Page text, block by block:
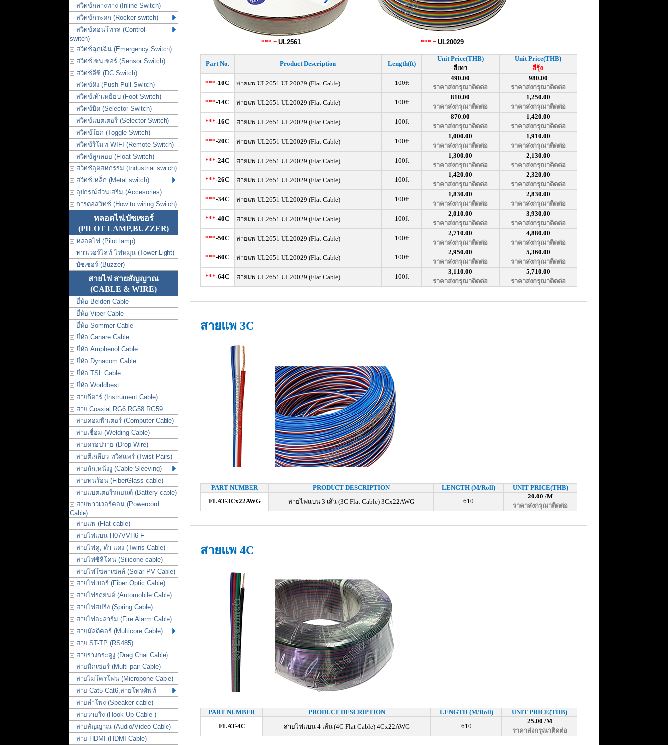
สวิทช์กลางทาง (Inline Switch)
สวิทช์กระดก (Rocker switch)
สวิทช์คอนโทรล (Control
switch)
สวิทช์ฉุกเฉิน (Emergency Switch)
สวิทช์เซนเซอร์ (Sensor Switch)
สวิทช์ดีซี (DC Switch)
สวิทช์ดึง (Push Pull Switch)
สวิทช์เท้าเหยียบ (Foot Switch)
สวิทช์บิด (Selector Switch)
สวิทช์แบตเตอรี่ (Selector Switch)
สวิทช์โยก (Toggle Switch)
สวิทช์รีโมท WIFI (Remote Switch)
สวิทช์ลูกลอย (Float Switch)
สวิทช์อุตสหกรรม (Industrial switch)
สวิทช์เหล็ก (Metal switch)
อุปกรณ์ส่วนเสริม (Accesories)
การต่อสวิทช์ (How to wiring Switch)
หลอดไฟ,บัซเซอร์
(PILOT LAMP,BUZZER)
หลอดไฟ (Pilot lamp)
ทาวเวอร์ไลท์ ไฟหมุน (Tower Light)
บัซเซอร์ (Buzzer)
สายไฟ สายสัญญาณ
(CABLE & WIRE)
ยี่ห้อ Belden Cable
ยี่ห้อ Viper Cable
ยี่ห้อ Sommer Cable
ยี่ห้อ Canare Cable
ยี่ห้อ Amphenol Cable
ยี่ห้อ Dynacom Cable
ยี่ห้อ TSL Cable
ยี่ห้อ Worldbest
สายกีตาร์ (Instrument Cable)
สาย Coaxial RG6 RG58 RG59
สายคอมพิวเตอร์ (Computer Cable)
สายเชื่อม (Welding Cable)
สายดรอปวาย (Drop Wire)
สายตีเกลียว ทวิสแพร์ (Twist Pairs)
สายถัก,หนังงู (Cable Sleeving)
สายทนร้อน (FiberGlass cable)
สายแบตเตอรี่รถยนต์ (Battery cable)
สายพาวเวอร์คอม (Powercord
Cable)
สายแพ (Flat cable)
สายไฟแบน H07VVH6-F
สายไฟคู่, ดำ-แดง (Twins Cable)
สายไฟซิลิโคน (Silicone cable)
สายไฟโซลาเซลล์ (Solar PV Cable)
สายไฟเบอร์ (Fiber Optic Cable)
สายไฟรถยนต์ (Automobile Cable)
สายไฟสปริง (Spring Cable)
สายไฟอะลาร์ม (Fire Alarm Cable)
สายมัลติคอร์ (Multicore Cable)
สาย ST-TP (RS485)
สายรางกระดูงู (Drag Chai Cable)
สายมิกเซอร์ (Multi-pair Cable)
สายไมโครโฟน (Micropone Cable)
สาย Cat5 Cat6,สายโทรศัพท์
สายลำโพง (Speaker cable)
สายวายริ่ง (Hook-Up Cable )
สายสัญญาณ (Audio/Video Cable)
สาย HDMI (HDMI Cable)
*** = UL2561 *** = UL20029
Part No. Product Description Length(ft)
Unit Price(THB)
สีเทา
Unit Price(THB)
สีรุ้ง
***-10C สายแพ UL2651 UL20029 (Flat Cable) 100ft
490.00
ราคาส่งกรุณาติดต่อ
980.00
ราคาส่งกรุณาติดต่อ
***-14C สายแพ UL2651 UL20029 (Flat Cable) 100ft
810.00
ราคาส่งกรุณาติดต่อ
1,250.00
ราคาส่งกรุณาติดต่อ
***-16C สายแพ UL2651 UL20029 (Flat Cable) 100ft
870.00
ราคาส่งกรุณาติดต่อ
1,420.00
ราคาส่งกรุณาติดต่อ
***-20C สายแพ UL2651 UL20029 (Flat Cable) 100ft
1,000.00
ราคาส่งกรุณาติดต่อ
1,910.00
ราคาส่งกรุณาติดต่อ
***-24C สายแพ UL2651 UL20029 (Flat Cable) 100ft
1,300.00
ราคาส่งกรุณาติดต่อ
2,130.00
ราคาส่งกรุณาติดต่อ
***-26C สายแพ UL2651 UL20029 (Flat Cable) 100ft
1,420.00
ราคาส่งกรุณาติดต่อ
2,320.00
ราคาส่งกรุณาติดต่อ
***-34C สายแพ UL2651 UL20029 (Flat Cable) 100ft
1,830.00
ราคาส่งกรุณาติดต่อ
2,830.00
ราคาส่งกรุณาติดต่อ
***-40C สายแพ UL2651 UL20029 (Flat Cable) 100ft
2,010.00
ราคาส่งกรุณาติดต่อ
3,930.00
ราคาส่งกรุณาติดต่อ
***-50C สายแพ UL2651 UL20029 (Flat Cable) 100ft
2,710.00
ราคาส่งกรุณาติดต่อ
4,880.00
ราคาส่งกรุณาติดต่อ
***-60C สายแพ UL2651 UL20029 (Flat Cable) 100ft
2,950.00
ราคาส่งกรุณาติดต่อ
5,360.00
ราคาส่งกรุณาติดต่อ
***-64C สายแพ UL2651 UL20029 (Flat Cable) 100ft
3,110.00
ราคาส่งกรุณาติดต่อ
5,710.00
ราคาส่งกรุณาติดต่อ
สายแพ 3C
PART NUMBER PRODUCT DESCRIPTION LENGTH (M/Roll)
UNIT PRICE(THB)
FLAT-3Cx22AWG
สายไฟแบน 3 เส้น (3C Flat Cable) 3Cx22AWG 610
20.00 /M
ราคาส่งกรุณาติดต่อ
สายแพ 4C
PART NUMBER PRODUCT DESCRIPTION LENGTH (M/Roll)
UNIT PRICE(THB)
FLAT-4C
สายไฟแบน 4 เส้น (4C Flat Cable) 4Cx22AWG 610
25.00 /M
ราคาส่งกรุณาติดต่อ